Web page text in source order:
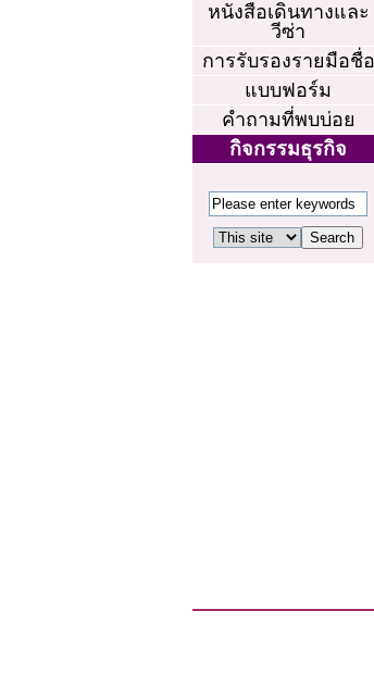
หนังสือเดินทางและ
วีซ่า
การรับรองรายมือชื่อ
แบบฟอร์ม
คำถามที่พบบ่อย
กิจกรรมธุรกิจ